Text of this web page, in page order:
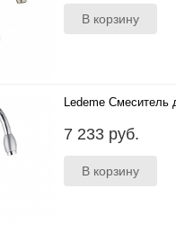
Ledeme Смеситель
7 233 руб.